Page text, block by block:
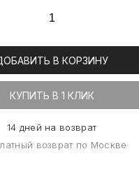
В КОРЗИНУ
КУПИТЬ В 1 КЛИК
14 дней на возврат
возврат по Москве